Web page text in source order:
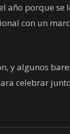
año porque se
con un
y algunos
celebrar